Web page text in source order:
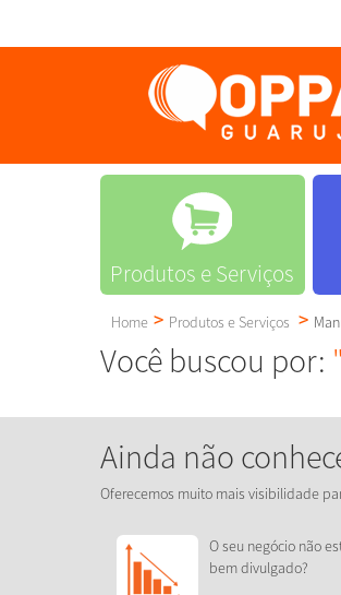
Produtos e Serviços
Home Produtos e Serviços
Você buscou por:
Ainda não
Oferecemos muito mais visibilidade
O seu negócio não
bem divulgado?